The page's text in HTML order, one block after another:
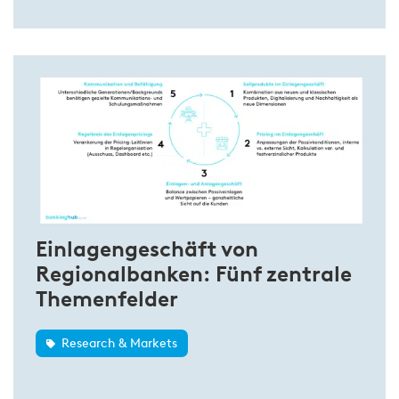
Einlagengeschäft von
Regionalbanken: Fünf zentrale
Themenfelder
Research & Markets